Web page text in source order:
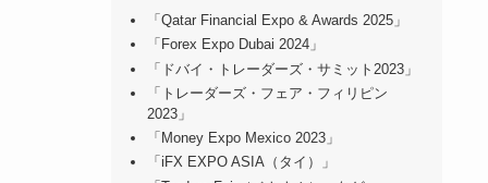
「Qatar Financial Expo & Awards 2025」
「Forex Expo Dubai 2024 」
「 ドバイ・トレーダーズ・サミット2023」
「 トレーダーズ・フェア・フィリピン
2023」
「Money Expo Mexico 2023」
「iFX EXPO ASIA（タイ）」